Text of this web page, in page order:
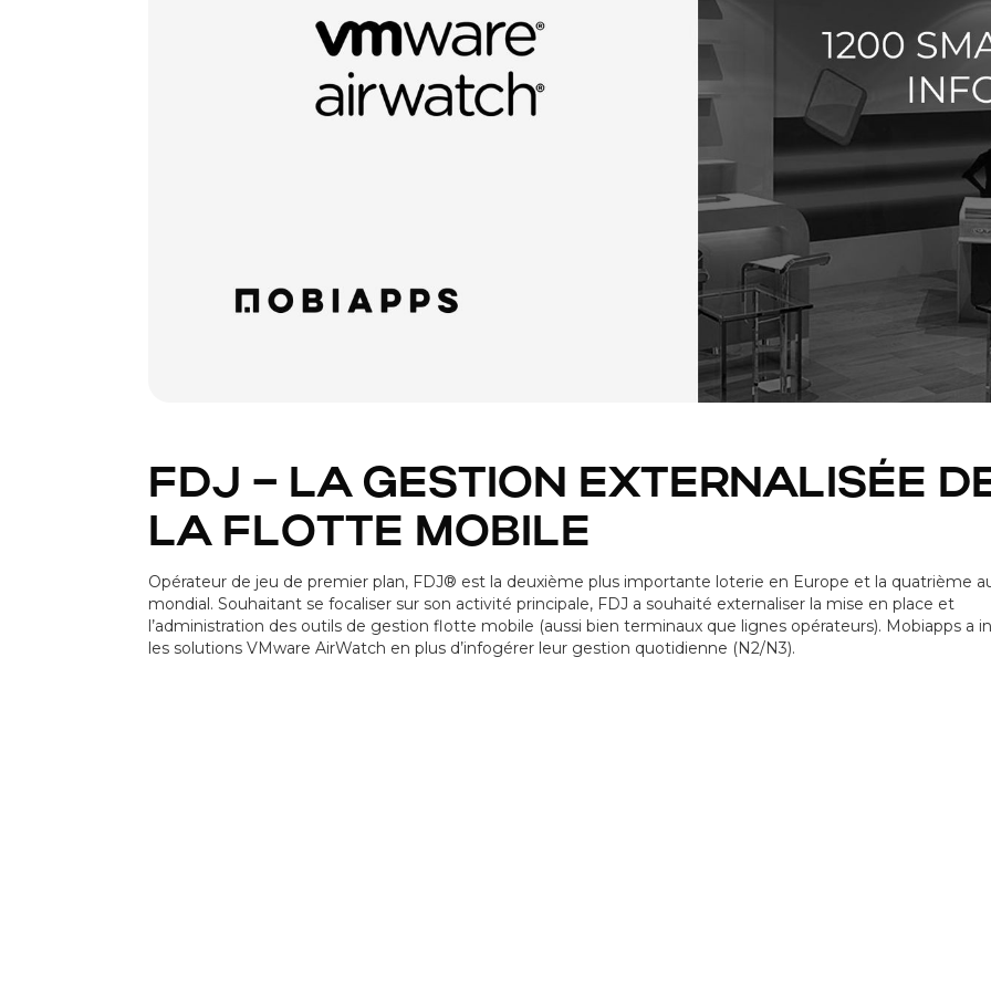
FDJ – LA GESTION EXTERNALISÉE
LA FLOTTE MOBILE
Opérateur de jeu de premier plan, FDJ® est la deuxième plus importante loterie en Europe et la quatrième
mondial. Souhaitant se focaliser sur son activité principale, FDJ a souhaité externaliser la mise en place et
l’administration des outils de gestion flotte mobile (aussi bien terminaux que lignes opérateurs). Mobiapps a
les solutions VMware AirWatch en plus d’infogérer leur gestion quotidienne (N2/N3).